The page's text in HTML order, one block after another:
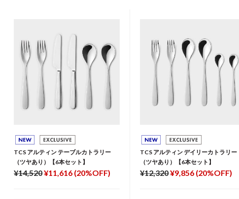
TCS アルティン テーブルカトラリー
（ツヤあり）【6本セット】
¥14,520¥11,616 (20%OFF)
TCS アルティン デイリーカトラリー
（ツヤあり）【6本セット】
¥12,320¥9,856 (20%OFF)